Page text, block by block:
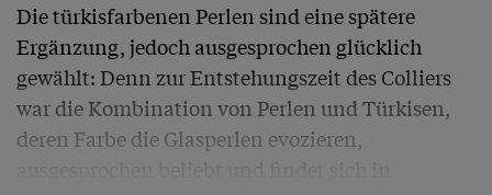
Die türkisfarbenen Perlen sind eine spätere
Ergänzung, jedoch ausgesprochen glücklich
gewählt: Denn zur Entstehungszeit des Colliers
war die Kombination von Perlen und Türkisen,
deren Farbe die Glasperlen evozieren,